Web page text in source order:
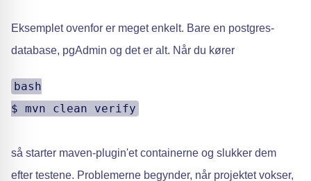
Eksemplet ovenfor er meget enkelt. Bare en postgres-
database, pgAdmin og det er alt. Når du kører
bash
$ mvn clean verify
så starter maven-plugin'et containerne og slukker dem
efter testene. Problemerne begynder, når projektet vokser,